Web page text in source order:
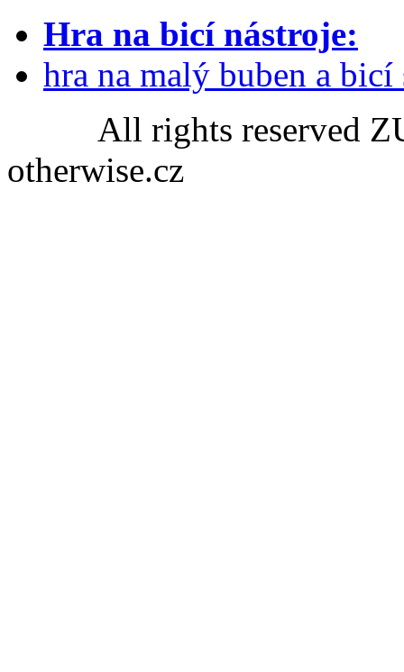
Hra na bicí nástroje:
hra na malý buben a bicí
All rights reserved
otherwise.cz